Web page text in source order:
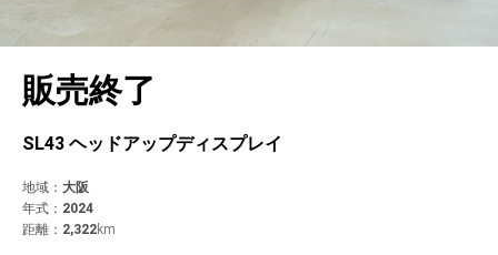
自動車保険
カタログ情報
問合せ履歴
アカウントの確認・編集
タイヤ交換
ボディ修理
プレスリリース
ヤナセの歴史
BMW認定中古車
フォルクスワーゲン認定中古車
新車情報
金融商品の勧誘方針
販売終了
SL43 ヘッドアップディスプレイ
地域： 大阪
年式： 2024
距離： 2,322km
キャンセル